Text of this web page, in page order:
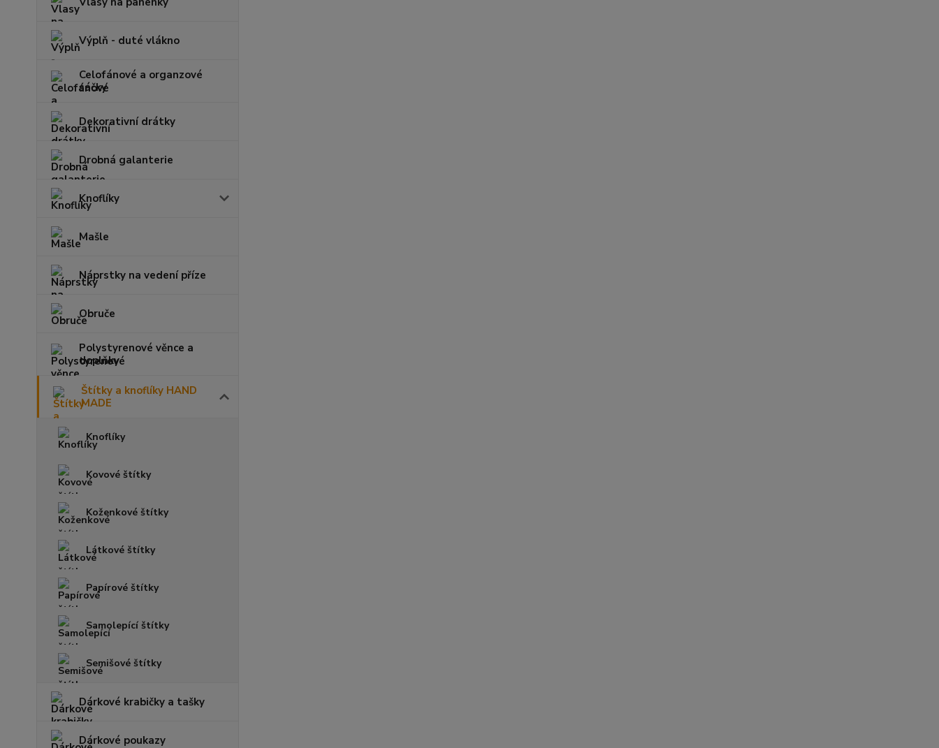
Výplň - duté vlákno
Celofánové a organzové
sáčky
Dekorativní drátky
Drobná galanterie
Knoflíky
Mašle
Náprstky na vedení příze
Obruče
Polystyrenové věnce a
doplňky
Štítky a knoflíky HAND
MADE
Knoflíky
Kovové štítky
Koženkové štítky
Látkové štítky
Papírové štítky
Samolepící štítky
Semišové štítky
Dárkové krabičky a tašky
Dárkové poukazy